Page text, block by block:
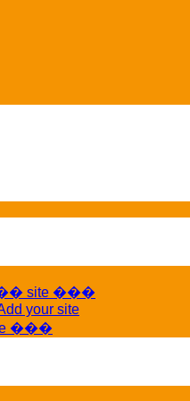
site ���
your site
���